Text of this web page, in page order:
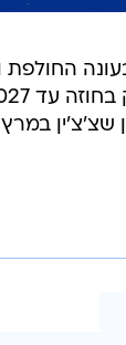
במרץ 2025.